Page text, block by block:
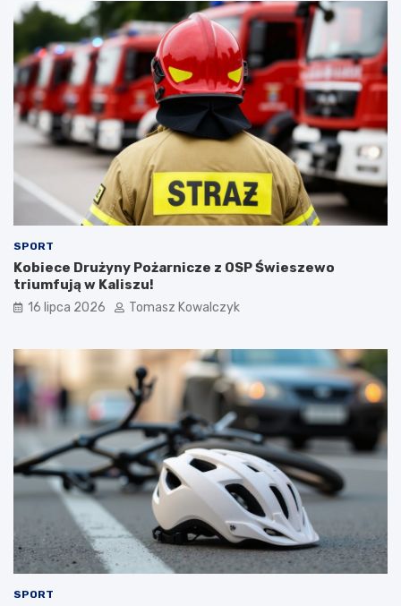
SPORT
Kobiece Drużyny Pożarnicze z OSP Świeszewo
triumfują w Kaliszu!
16 lipca 2026 Tomasz Kowalczyk
SPORT